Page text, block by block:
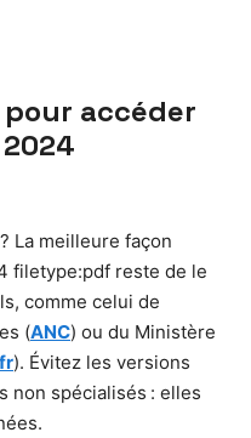
accéder
La meilleure façon
filetype:pdf reste de le
comme celui de
(ANC) ou du Ministère
). Évitez les versions
non spécialisés : elles